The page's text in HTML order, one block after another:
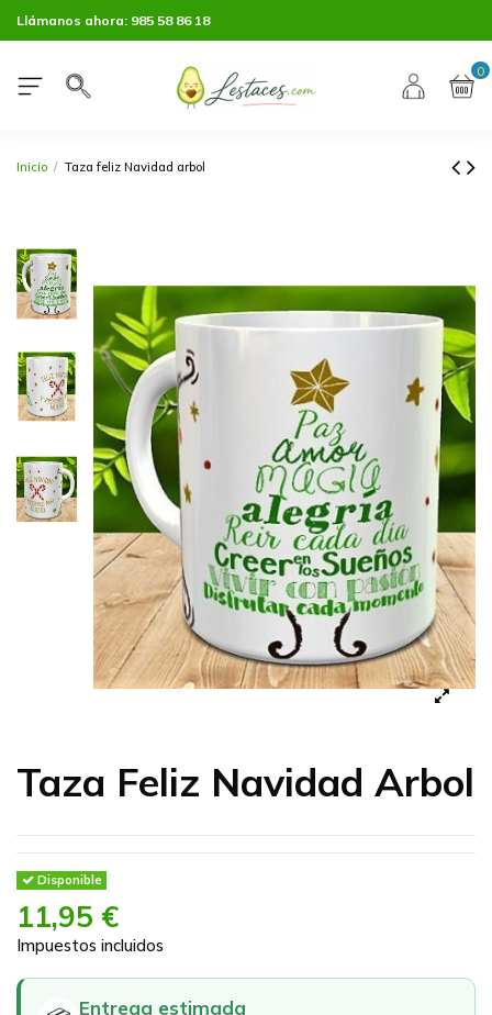
Llámanos ahora: 985 58 86 18
0
Inicio Taza feliz Navidad arbol
Taza Feliz Navidad Arbol
Disponible
11,95 €
Impuestos incluidos
Entrega estimada